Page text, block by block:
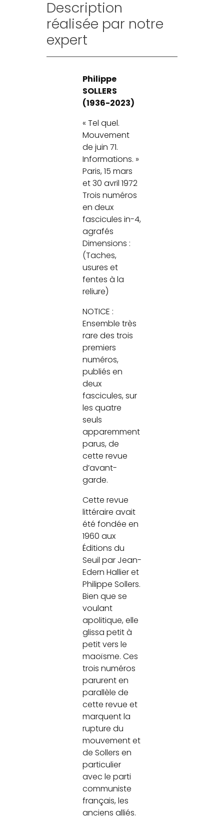
Description
réalisée par notre
expert
Philippe
SOLLERS
(1936-2023)
« Tel quel.
Mouvement
de juin 71.
Informations. »
Paris, 15 mars
et 30 avril 1972
Trois numéros
en deux
fascicules in-4,
agrafés
Dimensions :
(Taches,
usures et
fentes à la
reliure)
NOTICE :
Ensemble très
rare des trois
premiers
numéros,
publiés en
deux
fascicules, sur
les quatre
seuls
apparemment
parus, de
cette revue
d’avant-
garde.
Cette revue
littéraire avait
été fondée en
1960 aux
Éditions du
Seuil par Jean-
Edern Hallier et
Philippe Sollers.
Bien que se
voulant
apolitique, elle
glissa petit à
petit vers le
maoïsme. Ces
trois numéros
parurent en
parallèle de
cette revue et
marquent la
rupture du
mouvement et
de Sollers en
particulier
avec le parti
communiste
français, les
anciens alliés.